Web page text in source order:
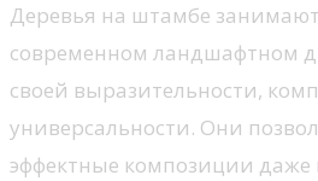
Деревья на штамбе занимают
современном ландшафтном
своей выразительности,
универсальности. Они
эффектные композиции